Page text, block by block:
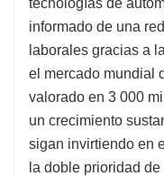
informado de una
laborales gracias a
el mercado mundial
valorado en 3 000
un crecimiento
sigan invirtiendo en
la doble prioridad